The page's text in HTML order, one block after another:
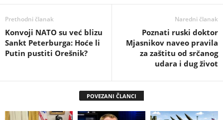
Prethodni članak
Konvoji NATO su već blizu
Sankt Peterburga: Hoće li
Putin pustiti Orešnik?
Naredni članak
Poznati ruski doktor
Mjasnikov naveo pravila
za zaštitu od srčanog
udara i dug život
POVEZANI ČLANCI